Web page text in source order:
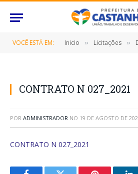
VOCÊ ESTÁ EM: Inicio » Licitações »
CONTRATO N 027_2021
POR ADMINISTRADOR NO 19 DE AGOSTO DE
CONTRATO N 027_2021